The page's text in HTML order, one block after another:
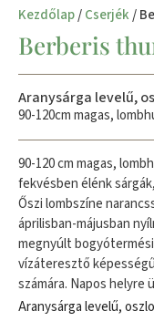
Kezdőlap/Cserjék/
Berberis
Aranysárga levelű,
90-120cm magas,
90-120 cm magas,
fekvésben élénk
Őszi lombszíne
áprilisban-májusban
megnyúlt
vízáteresztő
számára. Napos helyre
Aranysárga levelű,